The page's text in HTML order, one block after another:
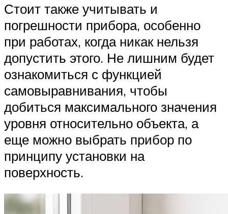
Стоит также учитывать и
погрешности прибора, особенно
при работах, когда никак нельзя
допустить этого. Не лишним будет
ознакомиться с функцией
самовыравнивания, чтобы
добиться максимального значения
уровня относительно объекта, а
еще можно выбрать прибор по
принципу установки на
поверхность.